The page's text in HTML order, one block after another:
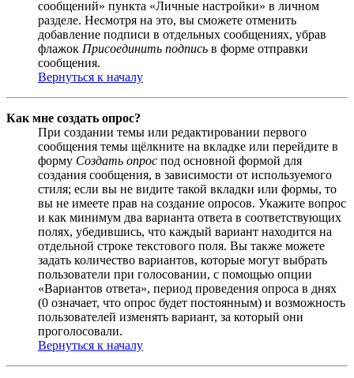
сообщений» пункта «Личные настройки» в личном
разделе. Несмотря на это, вы сможете отменить
добавление подписи в отдельных сообщениях, убрав
флажок Присоединить подпись в форме отправки
сообщения.
Вернуться к началу
Как мне создать опрос?
При создании темы или редактировании первого
сообщения темы щёлкните на вкладке или перейдите в
форму Создать опрос под основной формой для
создания сообщения, в зависимости от используемого
стиля; если вы не видите такой вкладки или формы, то
вы не имеете прав на создание опросов. Укажите вопрос
и как минимум два варианта ответа в соответствующих
полях, убедившись, что каждый вариант находится на
отдельной строке текстового поля. Вы также можете
задать количество вариантов, которые могут выбрать
пользователи при голосовании, с помощью опции
«Вариантов ответа», период проведения опроса в днях
(0 означает, что опрос будет постоянным) и возможность
пользователей изменять вариант, за который они
проголосовали.
Вернуться к началу